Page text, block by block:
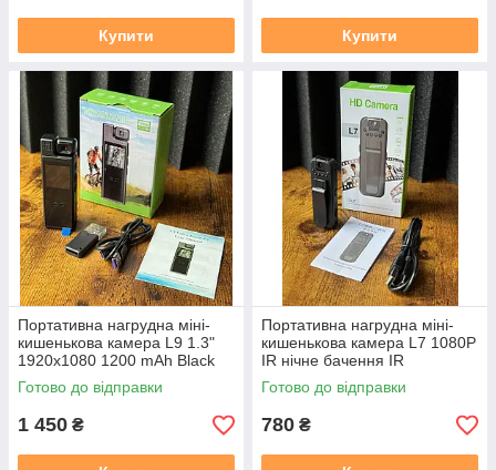
Купити Купити
Портативна нагрудна міні-
кишенькова камера L9 1.3"
1920x1080 1200 mAh Black
Готово до відправки
1 450 ₴
Портативна нагрудна міні-
кишенькова камера L7 1080P
IR нічне бачення IR
Готово до відправки
780 ₴